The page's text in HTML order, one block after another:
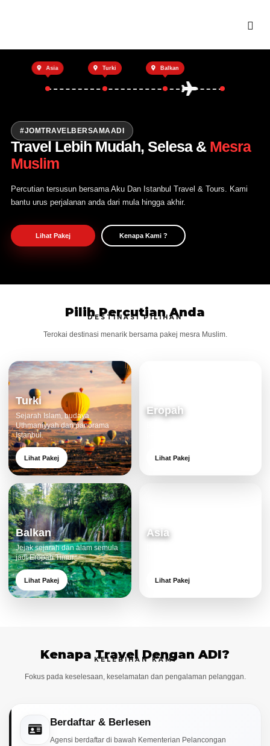
Tentang Kami
Hubungi Kami
Asia Turki Balkan
#JOMTRAVELBERSAMAADI
Travel Lebih Mudah, Selesa & Mesra
Muslim
Percutian tersusun bersama Aku Dan Istanbul Travel & Tours. Kami
bantu urus perjalanan anda dari mula hingga akhir.
Lihat Pakej Kenapa Kami ?
DESTINASI PILIHAN
Pilih Percutian Anda
Terokai destinasi menarik bersama pakej mesra Muslim.
Turki
Sejarah Islam, budaya
Uthmaniyyah dan panorama
Istanbul.
Lihat Pakej
Eropah
Lihat Pakej
Balkan
Jejak sejarah dan alam semula
jadi Eropah Timur.
Lihat Pakej
Asia
Lihat Pakej
KELEBIHAN KAMI
Kenapa Travel Dengan ADI?
Fokus pada keselesaan, keselamatan dan pengalaman pelanggan.
Berdaftar & Berlesen
Agensi berdaftar di bawah Kementerian Pelancongan